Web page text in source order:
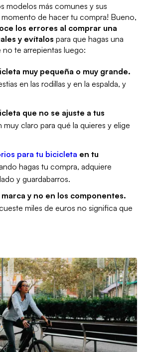
modelos más comunes y sus
momento de hacer tu compra! Bueno,
los errores al comprar una
y evítalos para que hagas una
no te arrepientas luego:
muy pequeña o muy grande.
en las rodillas y en la espalda, y
que no se ajuste a tus
muy claro para qué la quieres y elige
para tu bicicleta en tu
hagas tu compra, adquiere
y guardabarros.
y no en los componentes.
miles de euros no significa que